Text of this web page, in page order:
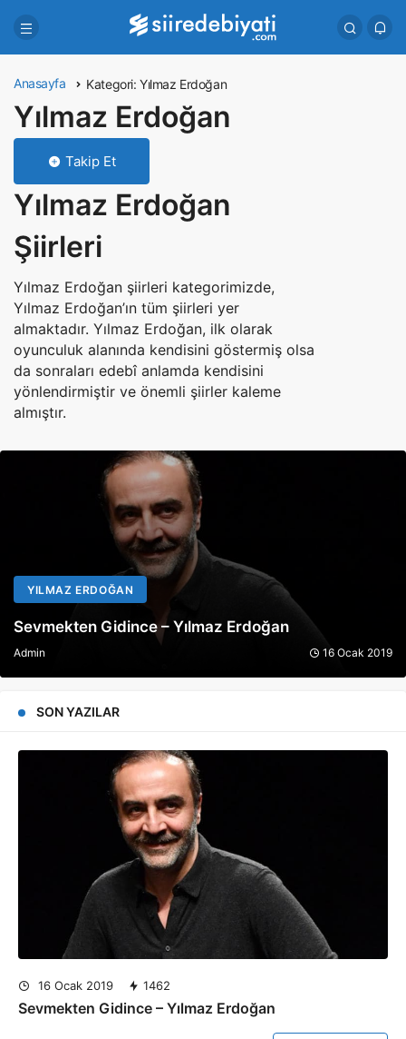
Anasayfa Kategori:Yılmaz Erdoğan
Yılmaz Erdoğan
Takip Et
Yılmaz Erdoğan
Şiirleri
Yılmaz Erdoğan şiirleri kategorimizde,
Yılmaz Erdoğan’ın tüm şiirleri yer
almaktadır. Yılmaz Erdoğan, ilk olarak
oyunculuk alanında kendisini göstermiş olsa
da sonraları edebî anlamda kendisini
yönlendirmiştir ve önemli şiirler kaleme
almıştır.
YILMAZ ERDOĞAN
Sevmekten Gidince – Yılmaz Erdoğan
Admin 16 Ocak 2019
SON YAZILAR
16 Ocak 2019 1462
Sevmekten Gidince – Yılmaz Erdoğan